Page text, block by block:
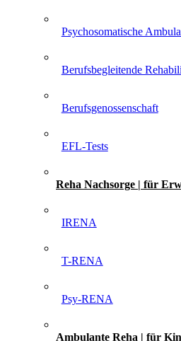
Psychosomatische
Berufsbegleitende
Berufsgenossenschaft
EFL-Tests
Reha Nachsorge | für
IRENA
T-RENA
Psy-RENA
Ambulante Reha | für